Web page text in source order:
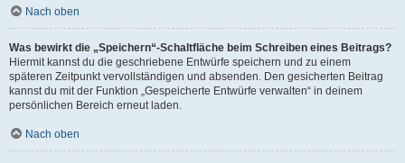
Nach oben
Was bewirkt die „Speichern“-Schaltfläche beim Schreiben eines Beitrags?
Hiermit kannst du die geschriebene Entwürfe speichern und zu einem
späteren Zeitpunkt vervollständigen und absenden. Den gesicherten Beitrag
kannst du mit der Funktion „Gespeicherte Entwürfe verwalten“ in deinem
persönlichen Bereich erneut laden.
Nach oben